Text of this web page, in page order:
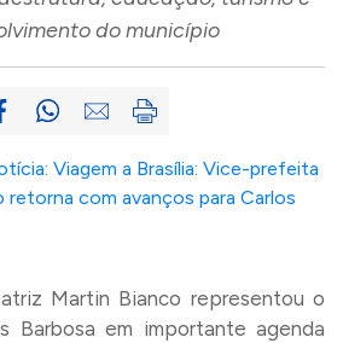
do município
Martin Bianco representou o
Barbosa em importante agenda